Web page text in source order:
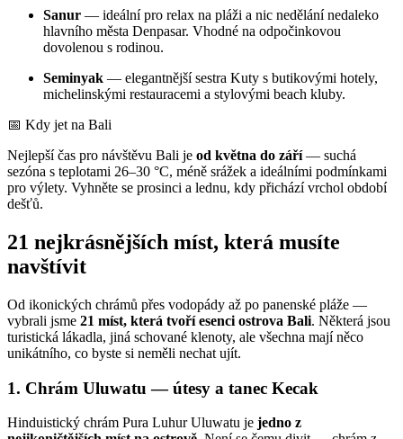
Sanur — ideální pro relax na pláži a nic nedělání nedaleko
hlavního města Denpasar. Vhodné na odpočinkovou
dovolenou s rodinou.
Seminyak — elegantnější sestra Kuty s butikovými hotely,
michelinskými restauracemi a stylovými beach kluby.
📅 Kdy jet na Bali
Nejlepší čas pro návštěvu Bali je od května do září— suchá
sezóna s teplotami 26–30 °C, méně srážek a ideálními podmínkami
pro výlety. Vyhněte se prosinci a lednu, kdy přichází vrchol období
dešťů.
21 nejkrásnějších míst, která musíte
navštívit
Od ikonických chrámů přes vodopády až po panenské pláže —
vybrali jsme 21 míst, která tvoří esenci ostrova Bali. Některá jsou
turistická lákadla, jiná schované klenoty, ale všechna mají něco
unikátního, co byste si neměli nechat ujít.
1. Chrám Uluwatu — útesy a tanec Kecak
Hinduistický chrám Pura Luhur Uluwatu je jedno z